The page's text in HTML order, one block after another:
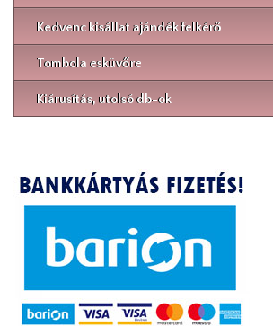
Kedvenc kisállat ajándék felkérő
Tombola esküvőre
Kiárusítás, utolsó db-ok